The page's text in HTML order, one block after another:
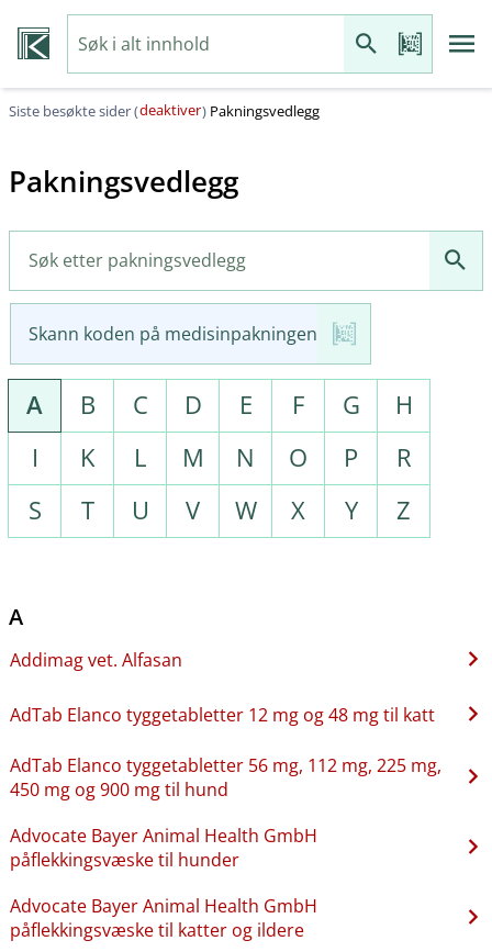
Siste besøkte sider (deaktiver) Pakningsvedlegg
Pakningsvedlegg
Skann koden på medisinpakningen
A B C D E F G
H
I
K L M N O P
R
S
T U V W X Y Z
A
Addimag vet. Alfasan
AdTab Elanco tyggetabletter 12 mg og 48 mg til katt
AdTab Elanco tyggetabletter 56 mg, 112 mg, 225 mg,
450 mg og 900 mg til hund
Advocate Bayer Animal Health GmbH
påflekkingsvæske til hunder
Advocate Bayer Animal Health GmbH
påflekkingsvæske til katter og ildere